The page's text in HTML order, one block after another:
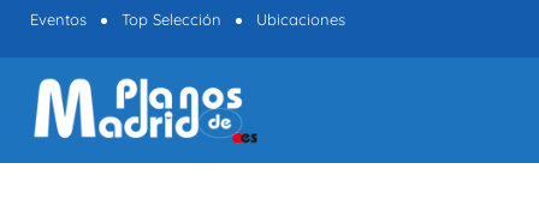
Eventos Top Selección Ubicaciones